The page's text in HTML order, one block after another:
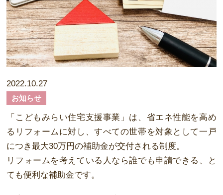
2022.10.27
お知らせ
「こどもみらい住宅支援事業」は、省エネ性能を高め
るリフォームに対し、すべての世帯を対象として一戸
につき最大30万円の補助金が交付される制度。
リフォームを考えている人なら誰でも申請できる、と
ても便利な補助金です。